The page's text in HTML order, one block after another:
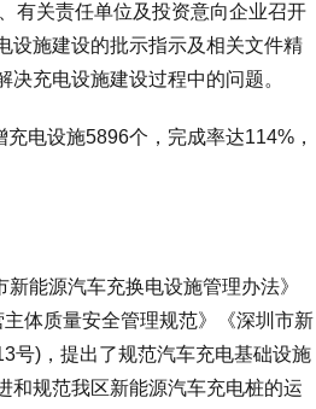
有关责任单位及投资意向企业召开
设施建设的批示指示及相关文件精
充电设施建设过程中的问题。
电设施5896个，完成率达114%，
能源汽车充换电设施管理办法》
体质量安全管理规范》《深圳市新
号)，提出了规范汽车充电基础设施
和规范我区新能源汽车充电桩的运